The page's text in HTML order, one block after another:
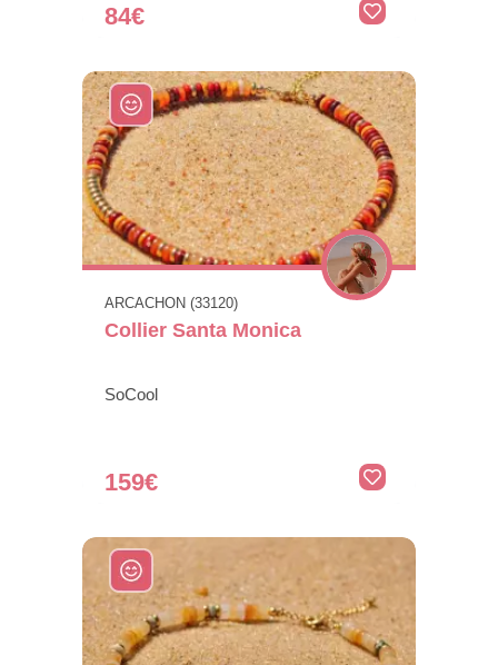
84€
ARCACHON (33120)
Collier Santa Monica
SoCool
159€